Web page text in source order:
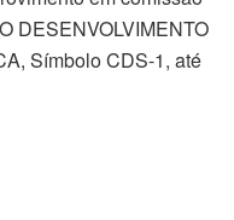
DESENVOLVIMENTO
Símbolo CDS-1, até